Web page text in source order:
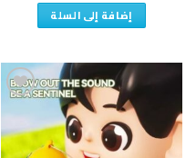
إضافة إلى السلة
إضافة
إلى
قائمة
الرغبات